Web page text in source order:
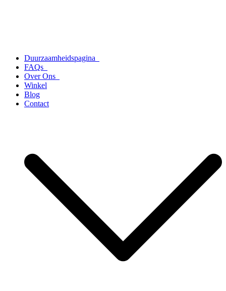
Duurzaamheidspagina
FAQs
Over Ons
Winkel
Blog
Contact